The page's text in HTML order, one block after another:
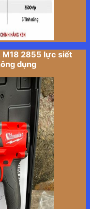
M18 2855 lực siết
dụng